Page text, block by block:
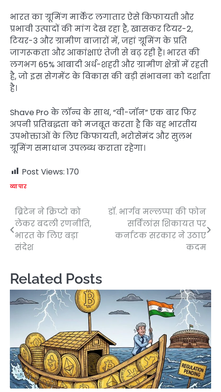
भारत का ग्रूमिंग मार्केट लगातार ऐसे किफायती और
प्रभावी उत्पादों की मांग देख रहा है, खासकर टियर-2,
टियर-3 और ग्रामीण बाजारों में, जहां ग्रूमिंग के प्रति
जागरूकता और आकांक्षाएं तेजी से बढ़ रही हैं। भारत की
लगभग 65% आबादी अर्ध-शहरी और ग्रामीण क्षेत्रों में रहती
है, जो इस सेगमेंट के विकास की बड़ी संभावना को दर्शाता
है।
Shave Pro के लॉन्च के साथ, “वी-जॉन” एक बार फिर
अपनी प्रतिबद्धता को मजबूत करता है कि वह भारतीय
उपभोक्ताओं के लिए किफायती, भरोसेमंद और सुलभ
ग्रूमिंग समाधान उपलब्ध कराता रहेगा।
Post Views: 170
व्यापार
Post
navigation
ब्रिटेन ने क्रिप्टो को
लेकर बदली रणनीति,
भारत के लिए बड़ा
संदेश
डॉ. भार्गव मल्लप्पा की फोन
सर्विलांस शिकायत पर
कर्नाटक सरकार ने उठाए
कदम
Related Posts